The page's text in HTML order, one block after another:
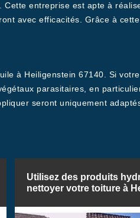
entreprise est apte à
avec efficacités. Grâce à
à Heiligenstein 67140. Si
parasitaires, en
seront uniquement
Utilisez des produits
nettoyer votre toiture à